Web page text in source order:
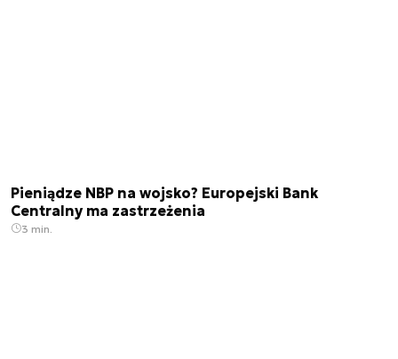
Pieniądze NBP na wojsko? Europejski Bank
Centralny ma zastrzeżenia
3 min.